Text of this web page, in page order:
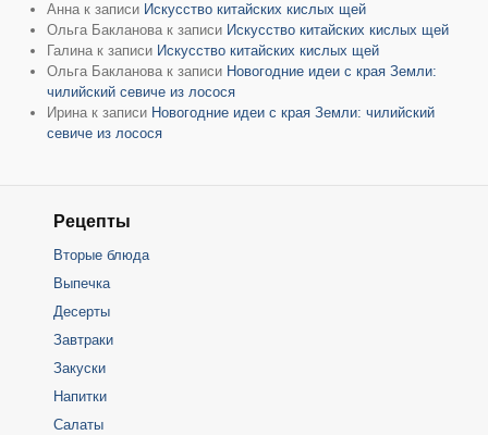
Анна к записи Искусство китайских кислых щей
Ольга Бакланова к записи Искусство китайских кислых щей
Галина к записи Искусство китайских кислых щей
Ольга Бакланова к записи Новогодние идеи с края Земли:
чилийский севиче из лосося
Ирина к записи Новогодние идеи с края Земли: чилийский
севиче из лосося
Рецепты
Вторые блюда
Выпечка
Десерты
Завтраки
Закуски
Напитки
Салаты